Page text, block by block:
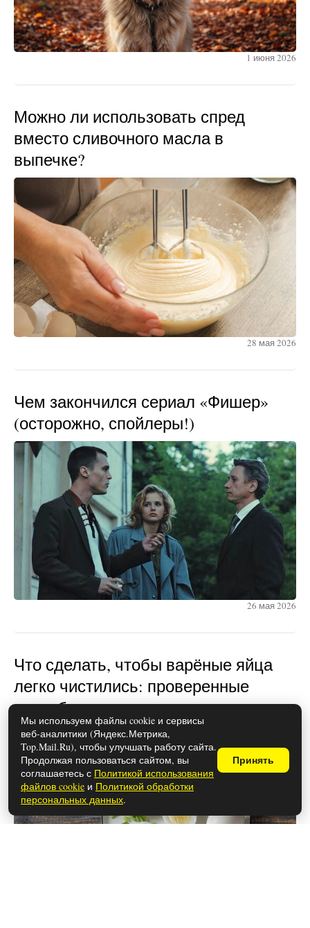
1 июня 2026
Можно ли использовать спред
вместо сливочного масла в
выпечке?
28 мая 2026
Чем закончился сериал «Фишер»
(осторожно, спойлеры!)
26 мая 2026
Что сделать, чтобы варёные яйца
легко чистились: проверенные
способы
Мы используем файлы cookie и сервисы
веб-аналитики (Яндекс.Метрика,
Top.Mail.Ru), чтобы улучшать работу сайта.
Продолжая пользоваться сайтом, вы
соглашаетесь с Политикой использования
файлов cookie и Политикой обработки
персональных данных.
Принять